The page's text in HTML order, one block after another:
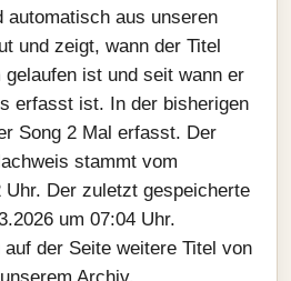
automatisch aus unseren
und zeigt, wann der Titel
ist und seit wann er
erfasst ist. In der bisherigen
Song 2 Mal erfasst. Der
stammt vom
Uhr. Der zuletzt gespeicherte
um 07:04 Uhr.
der Seite weitere Titel von